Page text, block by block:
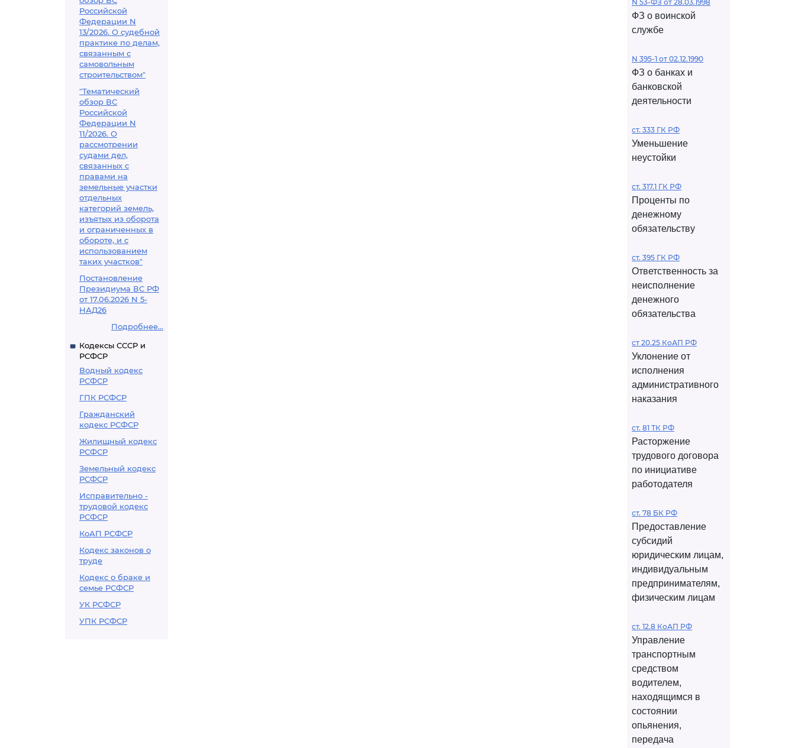
Российской
Федерации N
13/2026. О судебной
практике по делам,
связанным с
самовольным
строительством"
"Тематический
обзор ВС
Российской
Федерации N
11/2026. О
рассмотрении
судами дел,
связанных с
правами на
земельные участки
отдельных
категорий земель,
изъятых из оборота
и ограниченных в
обороте, и с
использованием
таких участков"
Постановление
Президиума ВС РФ
от 17.06.2026 N 5-
НАД26
Подробнее...
Кодексы СССР и
РСФСР
Водный кодекс
РСФСР
ГПК РСФСР
Гражданский
кодекс РСФСР
Жилищный кодекс
РСФСР
Земельный кодекс
РСФСР
Исправительно -
трудовой кодекс
РСФСР
КоАП РСФСР
Кодекс законов о
труде
Кодекс о браке и
семье РСФСР
УК РСФСР
УПК РСФСР
N 53-ФЗ от 28.03.1998
ФЗ о воинской
службе
N 395-1 от 02.12.1990
ФЗ о банках и
банковской
деятельности
ст. 333 ГК РФ
Уменьшение
неустойки
ст. 317.1 ГК РФ
Проценты по
денежному
обязательству
ст. 395 ГК РФ
Ответственность за
неисполнение
денежного
обязательства
ст 20.25 КоАП РФ
Уклонение от
исполнения
административного
наказания
ст. 81 ТК РФ
Расторжение
трудового договора
по инициативе
работодателя
ст. 78 БК РФ
Предоставление
субсидий
юридическим лицам,
индивидуальным
предпринимателям,
физическим лицам
ст. 12.8 КоАП РФ
Управление
транспортным
средством
водителем,
находящимся в
состоянии
опьянения,
передача